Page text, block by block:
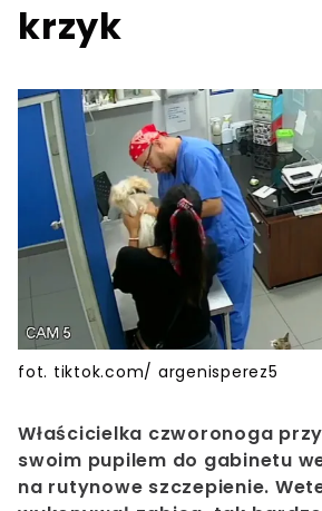
krzyk
fot. tiktok.com/ argenisperez5
Właścicielka czworonoga
swoim pupilem do gabinetu
na rutynowe szczepienie.